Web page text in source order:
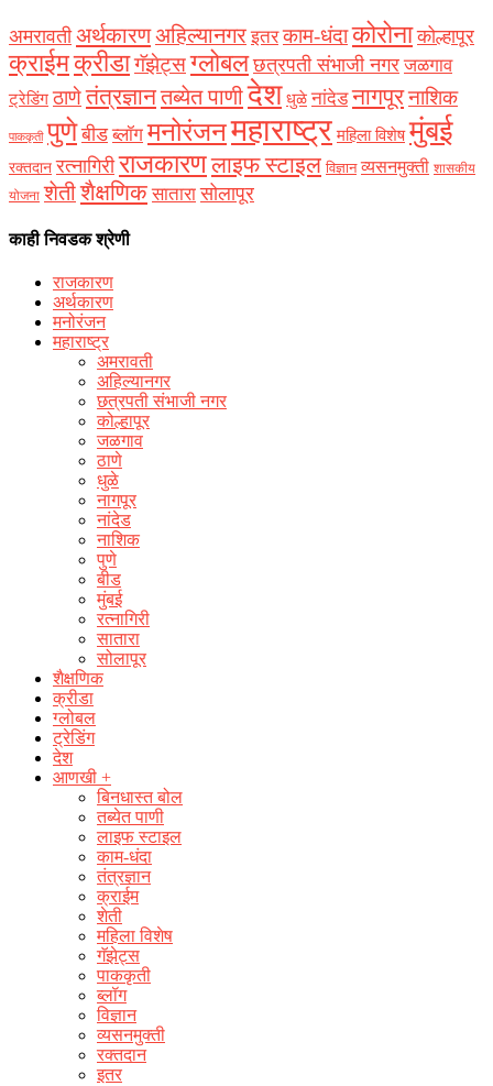
अमरावती अर्थकारणअहिल्यानगर इतर काम-धंदाकोरोना कोल्हापूर
क्राईमक्रीडागॅझेट्सग्लोबल छत्रपती संभाजी नगर जळगाव
ट्रेडिंग ठाणेतंत्रज्ञानतब्येत पाणीदेश धुळे नांदेड नागपूरनाशिक
पाककृती पुणे बीड ब्लॉग मनोरंजनमहाराष्ट्र महिला विशेष मुंबई
रक्‍तदान रत्नागिरी राजकारणलाइफ स्टाइल विज्ञान व्यसनमुक्ती शासकीय
योजना शेतीशैक्षणिक सातारा सोलापूर
काही निवडक श्रेणी
राजकारण
अर्थकारण
मनोरंजन
महाराष्ट्र
अमरावती
अहिल्यानगर
छत्रपती संभाजी नगर
कोल्हापूर
जळगाव
ठाणे
धुळे
नागपूर
नांदेड
नाशिक
पुणे
बीड
मुंबई
रत्नागिरी
सातारा
सोलापूर
शैक्षणिक
क्रीडा
ग्लोबल
ट्रेडिंग
देश
आणखी +
बिनधास्त बोल
तब्येत पाणी
लाइफ स्टाइल
काम-धंदा
तंत्रज्ञान
क्राईम
शेती
महिला विशेष
गॅझेट्स
पाककृती
ब्लॉग
विज्ञान
व्यसनमुक्ती
रक्‍तदान
इतर